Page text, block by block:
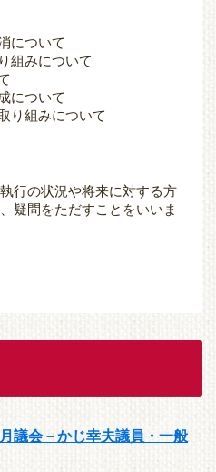
について
組みについて
について
り組みについて
行の状況や将来に対する方
疑問をただすことをいいま
議会－かじ幸夫議員・一般